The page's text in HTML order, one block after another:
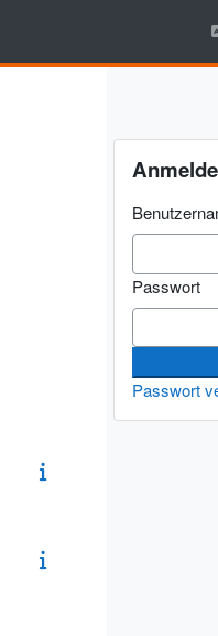
Passwort
Passwort